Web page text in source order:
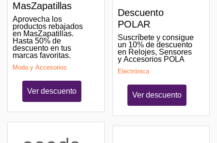
MasZapatillas
Aprovecha los
productos rebajados
en MasZapatillas.
Hasta 50% de
descuento en tus
marcas favoritas.
Moda y Accesorios
Ver descuento
Descuento
POLAR
Suscríbete y consigue
un 10% de descuento
en Relojes, Sensores
y Accesorios POLA
Electrónica
Ver descuento